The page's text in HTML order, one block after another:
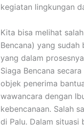
kegiatan lingkungan
Kita bisa melihat
Bencana) yang
yang dalam
Siaga Bencana
objek penerima
wawancara dengan
kebencanaan. Salah
di Palu. Dalam situasi